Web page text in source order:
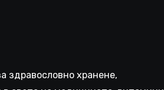
здравословно хранене,